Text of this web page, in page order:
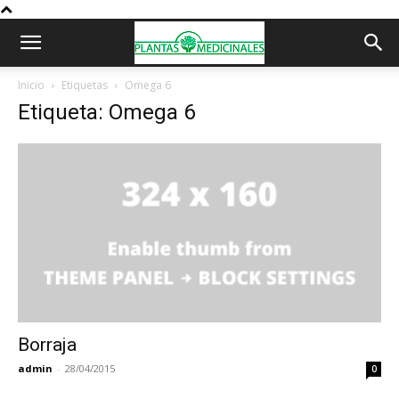
Inicio Etiquetas Omega 6
Etiqueta: Omega 6
Borraja
admin - 28/04/2015 0